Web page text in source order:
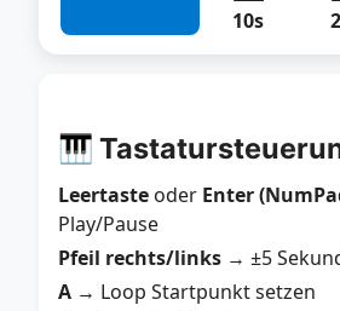
10s
🎹
Leertaste oder Enter
Play/Pause
Pfeil rechts/links → ±5
A → Loop Startpunkt setzen